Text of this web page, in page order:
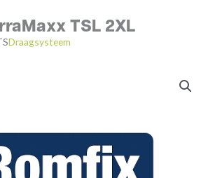
TSL 2XL
Draagsysteem